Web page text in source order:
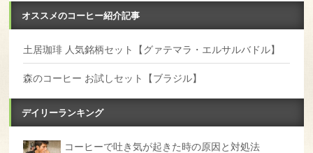
オススメのコーヒー紹介記事
土居珈琲 人気銘柄セット【グァテマラ・エルサルバドル】
森のコーヒー お試しセット【ブラジル】
デイリーランキング
コーヒーで吐き気が起きた時の原因と対処法